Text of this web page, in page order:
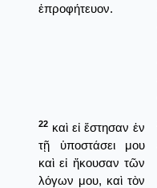
ἐπροφήτευον.
22 καὶ εἰ ἔστησαν ἐν
τῇ ὑποστάσει μου
καὶ εἰ ἤκουσαν τῶν
λόγων μου, καὶ τὸν